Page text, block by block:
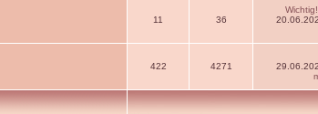
11 36
422 4271